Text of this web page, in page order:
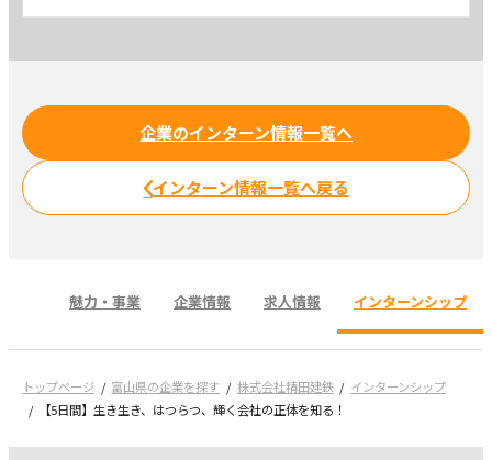
企業のインターン情報一覧へ
インターン情報一覧へ戻る
魅力・事業 企業情報 求人情報 インターンシップ
トップページ 富山県の企業を探す 株式会社精田建鉄
インターンシップ
【5日間】生き生き、はつらつ、輝く会社の正体を知る！